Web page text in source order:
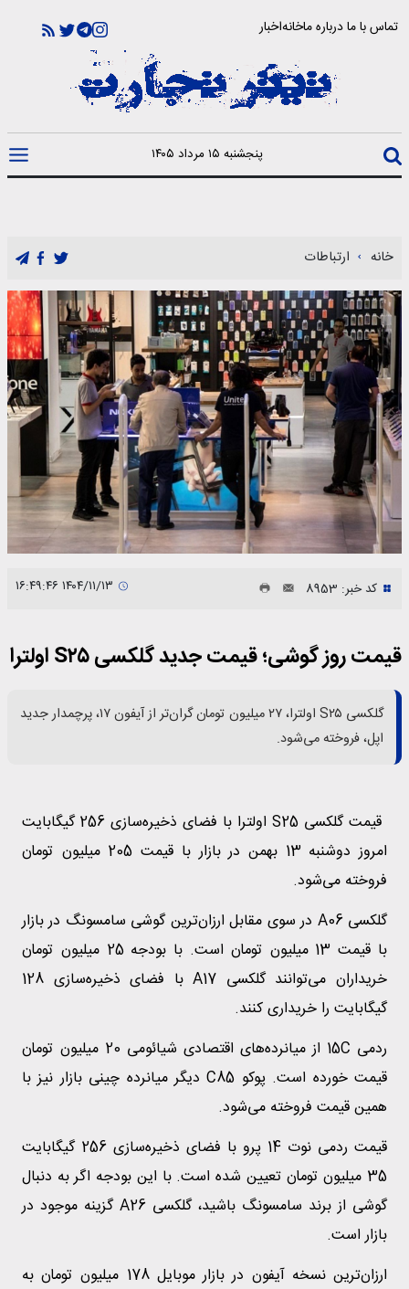
تماس با مادرباره ماخانهاخبار
پنجشنبه ۱۵ مرداد ۱۴۰۵
خانه ارتباطات
کد خبر: 8953
قیمت روز گوشی؛ قیمت جدید گلکسی S۲۵ اولترا
گلکسی S۲۵ اولترا، ۲۷ میلیون تومان گران‌تر از آیفون ۱۷، پرچمدار جدید
اپل، فروخته می‌شود.
قیمت گلکسی S25 اولترا با فضای ذخیره‌سازی 256 گیگابایت
امروز دوشنبه 13 بهمن در بازار با قیمت 205 میلیون تومان
فروخته می‌شود.
گلکسی A06 در سوی مقابل ارزان‌ترین گوشی سامسونگ در بازار
با قیمت 13 میلیون تومان است. با بودجه 25 میلیون تومان
خریداران می‌توانند گلکسی A17 با فضای ذخیره‌سازی 128
گیگابایت را خریداری کنند.
ردمی 15C از میانرده‌های اقتصادی شیائومی 20 میلیون تومان
قیمت خورده است. پوکو C85 دیگر میانرده چینی بازار نیز با
همین قیمت فروخته می‌شود.
قیمت ردمی نوت 14 پرو با فضای ذخیره‌سازی 256 گیگابایت
35 میلیون تومان تعیین شده است. با این بودجه اگر به دنبال
گوشی از برند سامسونگ باشید، گلکسی A26 گزینه موجود در
بازار است.
ارزان‌ترین نسخه آیفون در بازار موبایل 178 میلیون تومان به